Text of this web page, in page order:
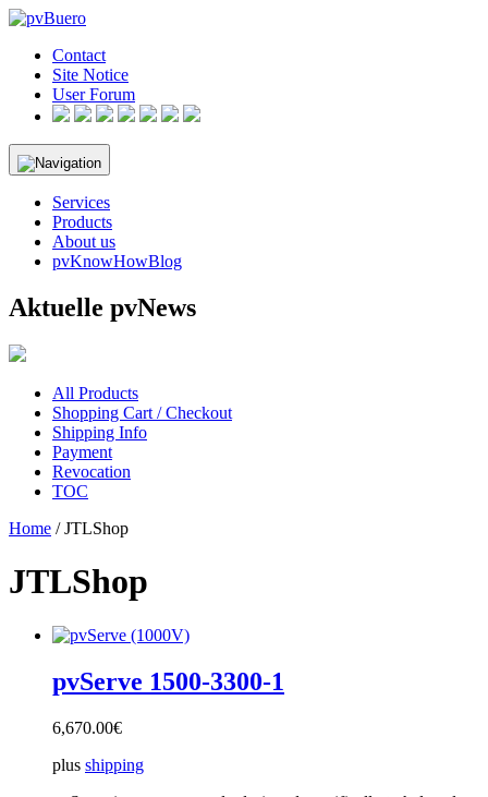
Skip
contentContact
Site Notice
User Forum
Services
Products
About us
pvKnowHowBlog
Aktuelle pvNews
All Products
Shopping Cart / Checkout
Shipping Info
Payment
Revocation
TOC
Home / JTLShop
JTLShop
pvServe 1500-3300-1
6,670.00€
plus shipping